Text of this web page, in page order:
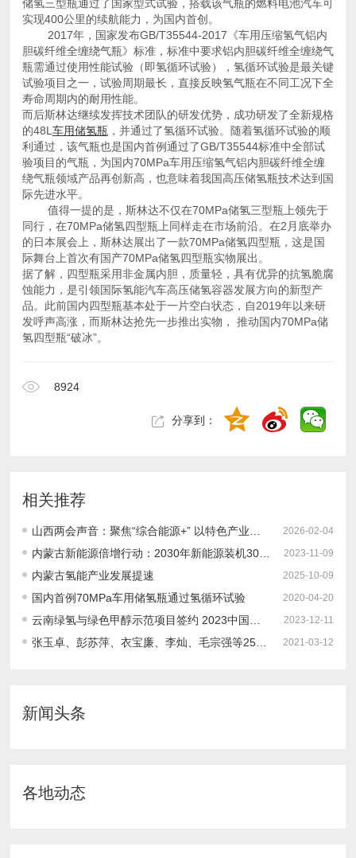
实现400公里的续航能力，为国内首创。
寿命周期内的耐用性能。
的48L车用储氢瓶
际先进水平。
际舞台上首次有国产70MPa储氢四型瓶实物展出。
氢四型瓶“破冰”。
8924
分享到：
相关推荐
2026-02-04
内蒙古新能源倍增行动：2030年新能源装机300GW！绿氢产能50万吨，制氢设备产能1000台套！ 2023-11-09
内蒙古氢能产业发展提速 2025-10-09
国内首例70MPa车用储氢瓶通过氢循环试验 2020-04-20
2023-12-11
张玉卓、彭苏萍、衣宝廉、李灿、毛宗强等25位知名院士专家出席“第三届中国制氢与氢能源产业发展大会”并作主旨报告！大会日程发布 2021-03-12
新闻头条
各地动态